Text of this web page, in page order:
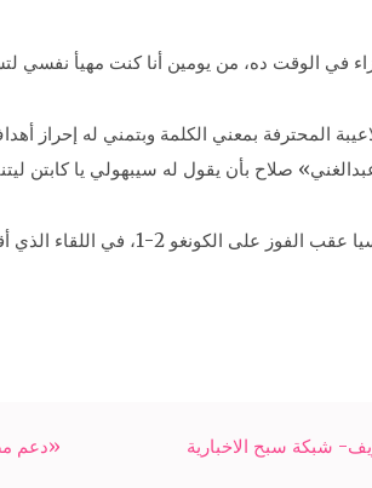
الوقت ده، من يومين أنا كنت مهيأ نفسي
المحترفة بمعني الكلمة وبتمني له إحراز
وتأهل منتخب مصر إلى كأس